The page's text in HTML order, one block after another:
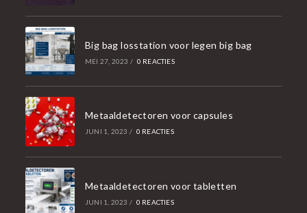
Big bag losstation voor legen big bag
MEI 27, 2023 / 0 REACTIES
Metaaldetectoren voor capsules
JUNI 1, 2023 / 0 REACTIES
Metaaldetectoren voor tabletten
JUNI 1, 2023 / 0 REACTIES